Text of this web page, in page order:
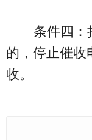
条件四：
的，停止催收
收。